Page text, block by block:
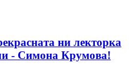
ни лекторка
- Симона Крумова!